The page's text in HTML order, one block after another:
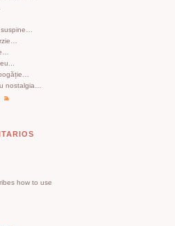
nostalgia…
how to use